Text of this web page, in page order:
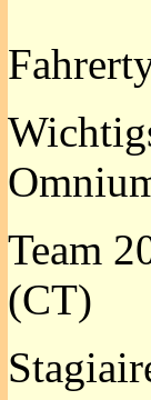
Team
(CT)